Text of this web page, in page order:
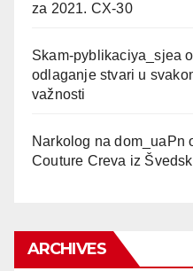
za 2021. CX-30
Skam-pyblikaciya_sjea
odlaganje stvari u
važnosti
Narkolog na dom_uaPn
Couture Creva iz
ARCHIVES